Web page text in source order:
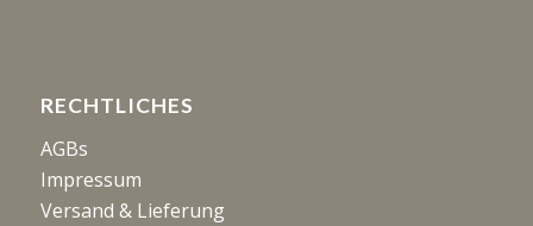
RECHTLICHES
AGBs
Impressum
Versand & Lieferung